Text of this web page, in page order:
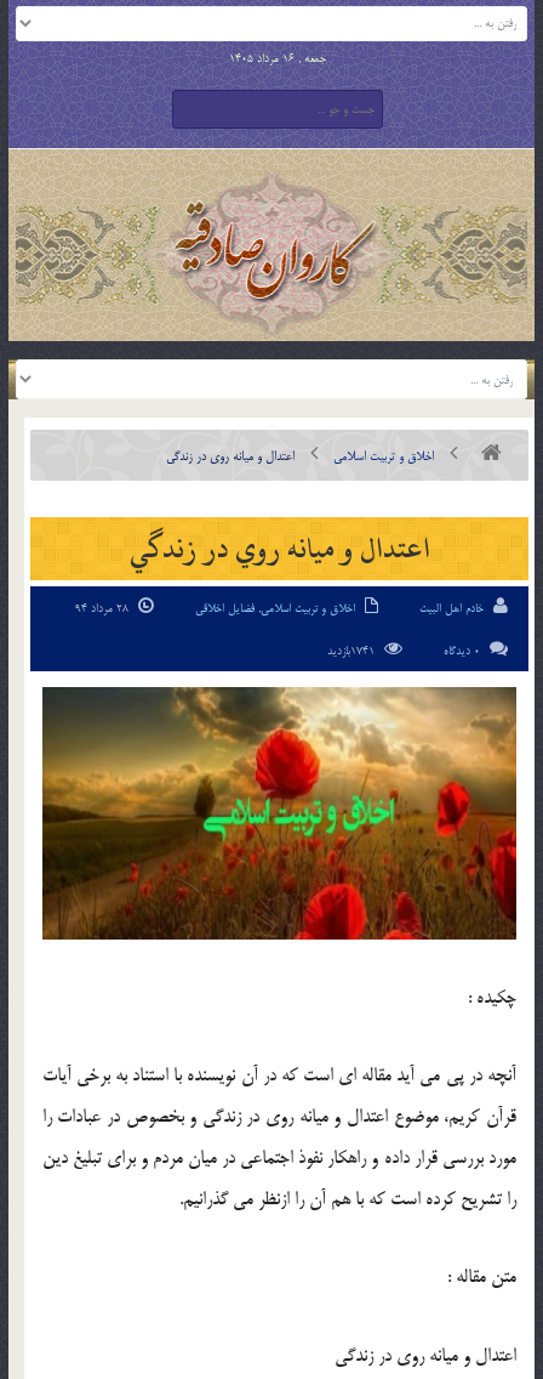
جمعه , 16 مرداد 1405
اخلاق و تربیت اسلامی اعتدال و ميانه روي در زندگي
اعتدال و ميانه روي در زندگي
خادم اهل البیت اخلاق و تربیت اسلامی, فضایل اخلاقی
0 دیدگاه
چکیده :
آنچه در پي مي آيد مقاله اي است كه در آن نويسنده با استناد به برخي آيات
قرآن كريم، موضوع اعتدال و ميانه روي در زندگي و بخصوص در عبادات را
مورد بررسي قرار داده و راهكار نفوذ اجتماعي در ميان مردم و براي تبليغ دين
را تشريح كرده است كه با هم آن را ازنظر مي گذرانيم.
متن مقاله :
اعتدال و ميانه روي در زندگي